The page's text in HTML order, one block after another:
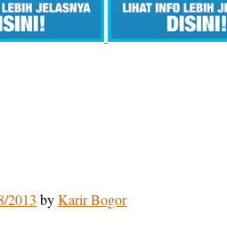
2013 byKarir Bogor